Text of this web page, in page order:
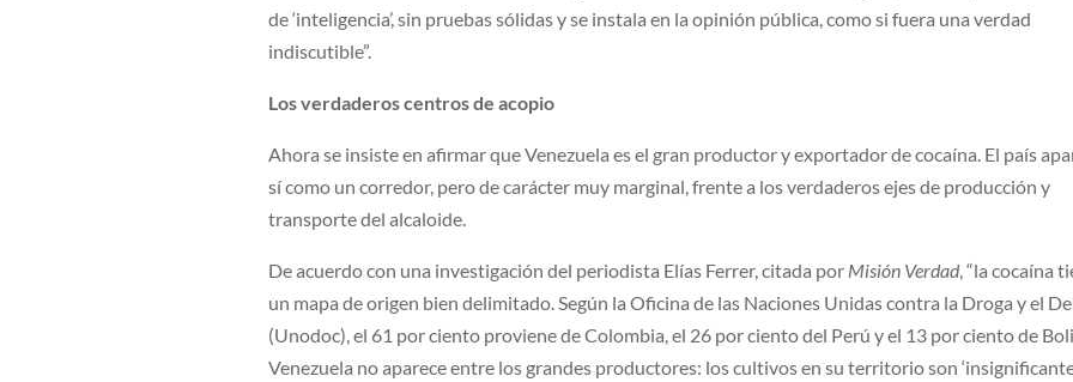
de ‘inteligencia’, sin pruebas sólidas y se instala en la opinión pública, como si fuera una verdad
indiscutible”.
Los verdaderos centros de acopio
Ahora se insiste en afirmar que Venezuela es el gran productor y exportador de cocaína. El país
sí como un corredor, pero de carácter muy marginal, frente a los verdaderos ejes de producción y
transporte del alcaloide.
De acuerdo con una investigación del periodista Elías Ferrer, citada por Misión Verdad, “la cocaína
un mapa de origen bien delimitado. Según la Oficina de las Naciones Unidas contra la Droga y el
(Unodoc), el 61 por ciento proviene de Colombia, el 26 por ciento del Perú y el 13 por ciento de
Venezuela no aparece entre los grandes productores: los cultivos en su territorio son